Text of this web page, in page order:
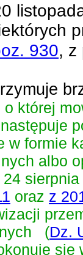
930, z
której
w formie
albo
oraz z
(Dz.
się